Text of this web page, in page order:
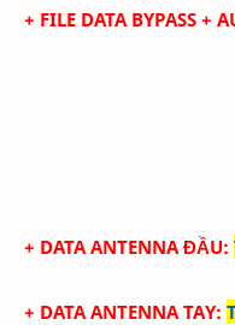
+ FILE DATA BYPASS +
+ DATA ANTENNA ĐẦU:
+ DATA ANTENNA TAY: